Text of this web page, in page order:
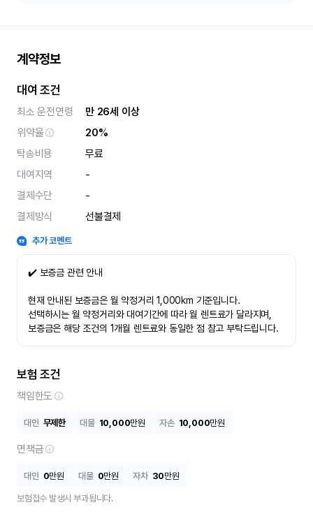
계약정보
대여 조건
최소 운전연령
만 26세 이상
위약율
20%
탁송비용
무료
대여지역
-
결제수단
-
결제방식
선불결제
추가 코멘트
✔️ 보증금 관련 안내
현재 안내된 보증금은 월 약정거리 1,000km 기준입니다.
선택하시는 월 약정거리와 대여기간에 따라 월 렌트료가 달라지며,
보증금은 해당 조건의 1개월 렌트료와 동일한 점 참고 부탁드립니다.
보험 조건
책임한도
대인 무제한 대물 10,000만원 자손 10,000만원
면책금
대인 0만원 대물 0만원 자차 30만원
보험접수 발생시 부과됩니다.